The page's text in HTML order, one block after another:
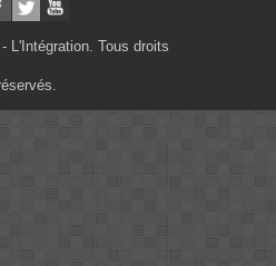
L'Intégration. Tous droits